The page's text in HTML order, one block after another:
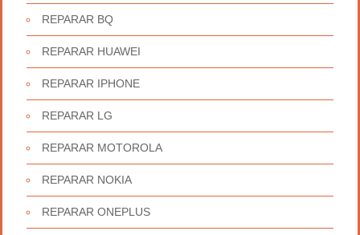
REPARAR BQ
REPARAR HUAWEI
REPARAR IPHONE
REPARAR LG
REPARAR MOTOROLA
REPARAR NOKIA
REPARAR ONEPLUS